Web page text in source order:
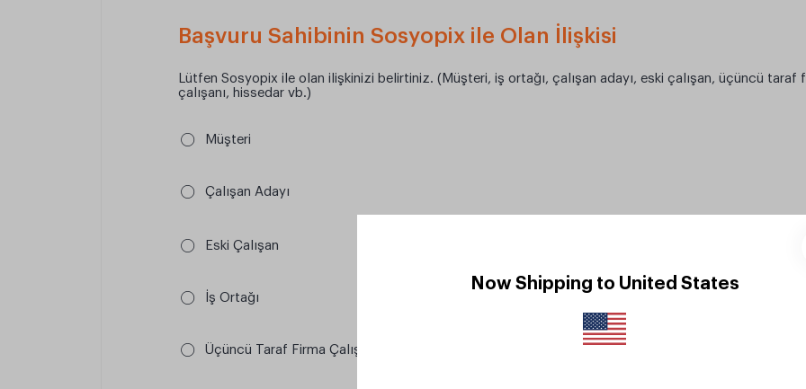
Now Shipping to United States
Başvuru Sahibinin Sosyopix ile Olan İlişkisi
Lütfen Sosyopix ile olan ilişkinizi belirtiniz. (Müşteri, iş ortağı, çalışan adayı, eski çalışan, üçüncü taraf
çalışanı, hissedar vb.)
⃝ Müşteri
⃝ Çalışan Adayı
⃝ Eski Çalışan
⃝ İş Ortağı
⃝ Üçüncü Taraf Firma Çalışanı